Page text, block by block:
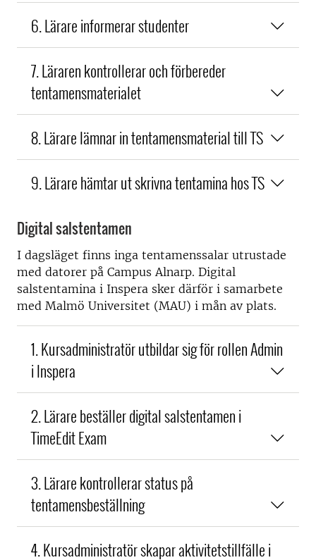
6. Lärare informerar studenter
7. Läraren kontrollerar och förbereder
tentamensmaterialet
8. Lärare lämnar in tentamensmaterial till TS
9. Lärare hämtar ut skrivna tentamina hos TS
Digital salstentamen
I dagsläget finns inga tentamenssalar utrustade
med datorer på Campus Alnarp. Digital
salstentamina i Inspera sker därför i samarbete
med Malmö Universitet (MAU) i mån av plats.
1. Kursadministratör utbildar sig för rollen Admin
i Inspera
2. Lärare beställer digital salstentamen i
TimeEdit Exam
3. Lärare kontrollerar status på
tentamensbeställning
4. Kursadministratör skapar aktivitetstillfälle i